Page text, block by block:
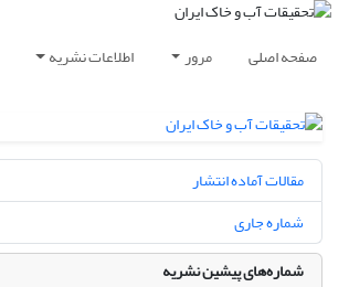
صفحه اصلی مرور اطلاعات نشریه
مقالات آماده انتشار
شماره جاری
شماره‌های پیشین نشریه